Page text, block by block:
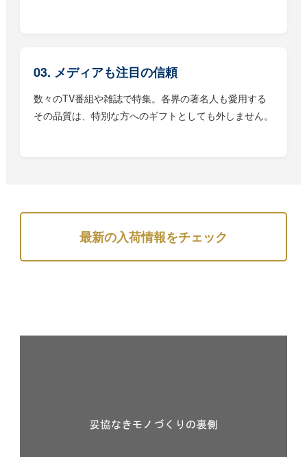
03. メディアも注目の信頼
数々のTV番組や雑誌で特集。各界の著名人も愛用する
その品質は、特別な方へのギフトとしても外しません。
最新の入荷情報をチェック